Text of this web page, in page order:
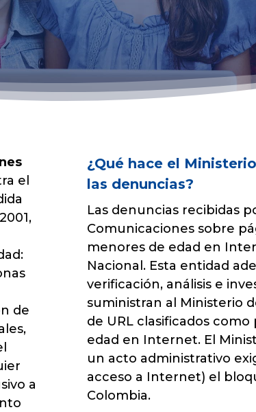
el
de
a
¿Qué hace el
las denuncias?
Las denuncias recibidas
Comunicaciones sobre
menores de edad en
Nacional. Esta entidad
verificación, análisis e
suministran al Ministerio
de URL clasificados
edad en Internet. El
un acto administrativo
acceso a Internet) el
Colombia.